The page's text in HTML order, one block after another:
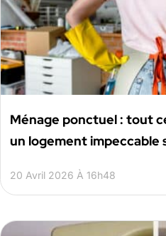
Ménage ponctuel : tout
un logement impeccable
20 Avril 2026 À 16h48